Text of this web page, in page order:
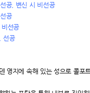
공, 변신 시 비선공
공
선공
선공
영지에 속해 있는 성으로 콜포